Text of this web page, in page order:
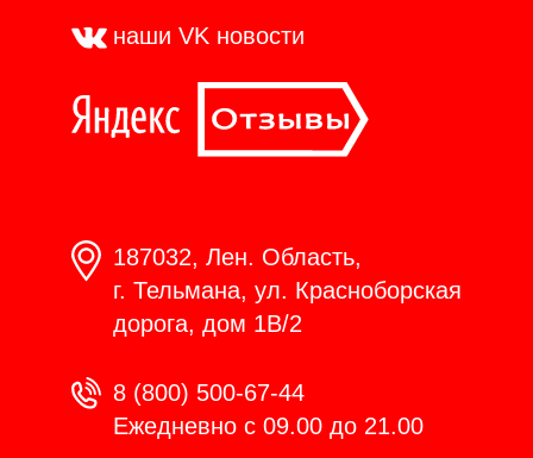
наши VK новости
187032, Лен. Область,
г. Тельмана, ул. Красноборская
дорога, дом 1В/2
8 (800) 500-67-44
Ежедневно с 09.00 до 21.00